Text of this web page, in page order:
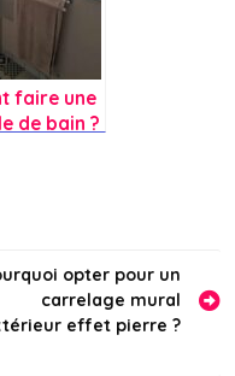
faire une
de bain ?
opter pour un
carrelage mural
effet pierre ?